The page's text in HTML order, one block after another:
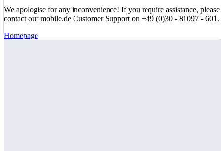
We apologise for any inconvenience! If you require assistance, please
contact our mobile.de Customer Support on +49 (0)30 - 81097 - 601.
Homepage